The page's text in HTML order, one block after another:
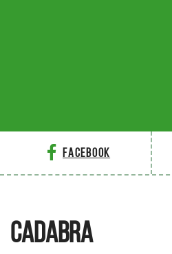
Facebook
CADABRA